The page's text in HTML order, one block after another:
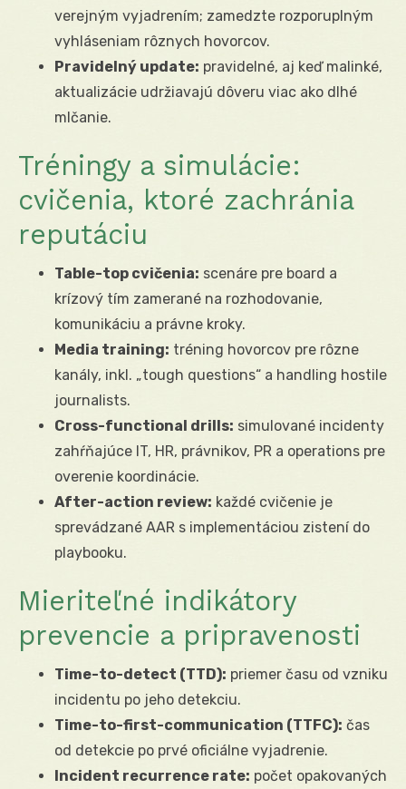
verejným vyjadrením; zamedzte rozporuplným
vyhláseniam rôznych hovorcov.
Pravidelný update: pravidelné, aj keď malinké,
aktualizácie udržiavajú dôveru viac ako dlhé
mlčanie.
Tréningy a simulácie:
cvičenia, ktoré zachránia
reputáciu
Table-top cvičenia: scenáre pre board a
krízový tím zamerané na rozhodovanie,
komunikáciu a právne kroky.
Media training: tréning hovorcov pre rôzne
kanály, inkl. „tough questions“ a handling hostile
journalists.
Cross-functional drills: simulované incidenty
zahŕňajúce IT, HR, právnikov, PR a operations pre
overenie koordinácie.
After-action review: každé cvičenie je
sprevádzané AAR s implementáciou zistení do
playbooku.
Mieriteľné indikátory
prevencie a pripravenosti
Time-to-detect (TTD): priemer času od vzniku
incidentu po jeho detekciu.
Time-to-first-communication (TTFC): čas
od detekcie po prvé oficiálne vyjadrenie.
Incident recurrence rate: počet opakovaných